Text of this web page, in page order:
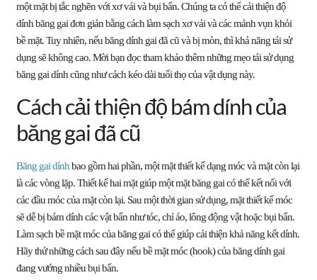
một mặt bị tắc nghẽn với xơ vải và bụi bẩn. Chúng ta có thể cải thiện độ
dính băng gai đơn giản bằng cách làm sạch xơ vải và các mảnh vụn khỏi
bề mặt. Tuy nhiên, nếu băng dính gai đã cũ và bị mòn, thì khả năng tái sử
dụng sẽ không cao. Mời bạn đọc tham khảo thêm những mẹo tái sử dụng
băng gai dính cũng như cách kéo dài tuổi thọ của vật dụng này.
Cách cải thiện độ bám dính của
băng gai đã cũ
Băng gai dínhbao gồm hai phần, một mặt thiết kế dạng móc và mặt còn lại
là các vòng lặp. Thiết kế hai mặt giúp một mặt băng gai có thể kết nối với
các đầu móc của mặt còn lại. Sau một thời gian sử dụng, mặt thiết kế móc
sẽ dễ bị bám dính các vật bẩn như tóc, chỉ áo, lông động vật hoặc bụi bẩn.
Làm sạch bề mặt móc của băng gai có thể giúp cải thiện khả năng kết dính.
Hãy thử những cách sau đây nếu bề mặt móc (hook) của băng dính gai
đang vướng nhiều bụi bẩn.